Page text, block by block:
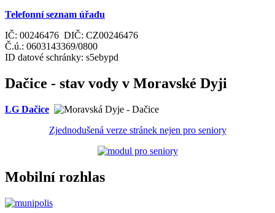
Telefonní seznam úřadu
IČ: 00246476 DIČ: CZ00246476
Č.ú.: 0603143369/0800
ID datové schránky: s5ebypd
Dačice - stav vody v Moravské Dyji
LG Dačice
Zjednodušená verze stránek nejen pro seniory
Mobilní rozhlas